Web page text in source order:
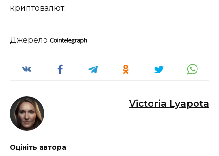
криптовалют.
Джерело
Victoria Lyapota
Оцініть автора